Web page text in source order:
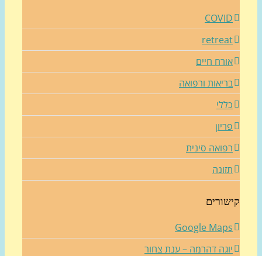
חיים
ורפואה
סינית
Google
דהרמה – ענת צחור